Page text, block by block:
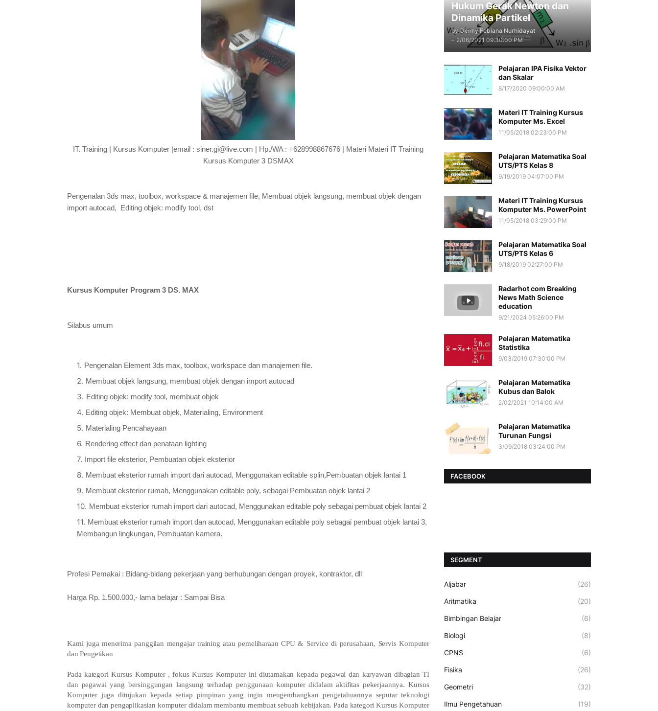
IT. Training | Kursus Komputer |email : siner.gi@live.com | Hp./WA : +628998867676 | Materi Materi IT Training
Kursus Komputer 3 DSMAX
Pengenalan 3ds max, toolbox, workspace & manajemen file, Membuat objek langsung, membuat objek dengan
import autocad, Editing objek: modify tool, dst
Kursus Komputer Program 3 DS. MAX
Silabus umum
Pengenalan Element 3ds max, toolbox, workspace dan manajemen file.
Membuat objek langsung, membuat objek dengan import autocad
Editing objek: modify tool, membuat objek
Editing objek: Membuat objek, Materialing, Environment
Materialing Pencahayaan
Rendering effect dan penataan lighting
Import file eksterior, Pembuatan objek eksterior
Membuat eksterior rumah import dari autocad, Menggunakan editable splin,Pembuatan objek lantai 1
Membuat eksterior rumah, Menggunakan editable poly, sebagai Pembuatan objek lantai 2
Membuat eksterior rumah import dari autocad, Menggunakan editable poly sebagai pembuat objek lantai 2
Membuat eksterior rumah import dan autocad, Menggunakan editable poly sebagai pembuat objek lantai 3,
Membangun lingkungan, Pembuatan kamera.
Profesi Pemakai : Bidang-bidang pekerjaan yang berhubungan dengan proyek, kontraktor, dll
Harga Rp. 1.500.000,- lama belajar : Sampai Bisa
Kami juga menerima panggilan mengajar training atau pemeliharaan CPU & Service di perusahaan, Servis Komputer
dan Pengetikan
Pada kategori Kursus Komputer , fokus Kursus Komputer ini diutamakan kepada pegawai dan karyawan dibagian TI
dan pegawai yang bersinggungan langsung terhadap penggunaan komputer didalam aktifitas pekerjaannya. Kursus
Komputer juga ditujukan kepada setiap pimpinan yang ingin mengembangkan pengetahuannya seputar teknologi
komputer dan pengaplikasian komputer didalam membantu membuat sebuah kebijakan. Pada kategori Kursus Komputer
Hukum Gerak Newton dan
Dinamika Partikel
by Denny Febiana Nurhidayat
- 2/06/2021 09:30:00 PM
Pelajaran IPA Fisika Vektor
dan Skalar
8/17/2020 09:00:00 AM
Materi IT Training Kursus
Komputer Ms. Excel
11/05/2018 02:23:00 PM
Pelajaran Matematika Soal
UTS/PTS Kelas 8
9/19/2019 04:07:00 PM
Materi IT Training Kursus
Komputer Ms. PowerPoint
11/05/2018 03:29:00 PM
Pelajaran Matematika Soal
UTS/PTS Kelas 6
9/18/2019 02:27:00 PM
Radarhot com Breaking
News Math Science
education
9/21/2024 05:26:00 PM
Pelajaran Matematika
Statistika
9/03/2019 07:30:00 PM
Pelajaran Matematika
Kubus dan Balok
2/02/2021 10:14:00 AM
Pelajaran Matematika
Turunan Fungsi
3/09/2018 03:24:00 PM
FACEBOOK
SEGMENT
Aljabar (26)
Aritmatika (20)
Bimbingan Belajar (6)
Biologi (8)
CPNS (6)
Fisika (26)
Geometri (32)
Ilmu Pengetahuan (19)